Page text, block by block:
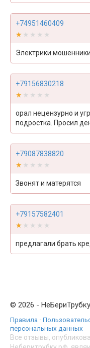
+74951460409
★★★★★
★★★★★
Электрики мошенники
+79156830218
★★★★★
★★★★★
орал нецензурно и
подростка. Просил
+79087838820
★★★★★
★★★★★
Звонят и матерятся
+79157582401
★★★★★
★★★★★
предлагали брать
© 2026 -
Правила ·
персональных данных
Все отзывы,